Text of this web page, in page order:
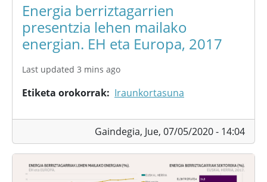
Energia berriztagarrien
presentzia lehen mailako
energian. EH eta Europa, 2017
Last updated 3 mins ago
Etiketa orokorrak Iraunkortasuna
Gaindegia, Jue, 07/05/2020 - 14:04